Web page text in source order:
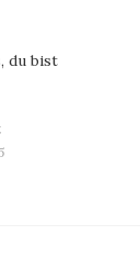
du bist